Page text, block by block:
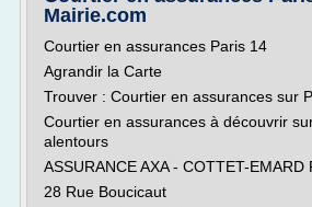
Mairie.com
Courtier en assurances Paris 14
Agrandir la Carte
Trouver : Courtier en assurances sur
Courtier en assurances à découvrir
alentours
ASSURANCE AXA - COTTET-EMARD
28 Rue Boucicaut